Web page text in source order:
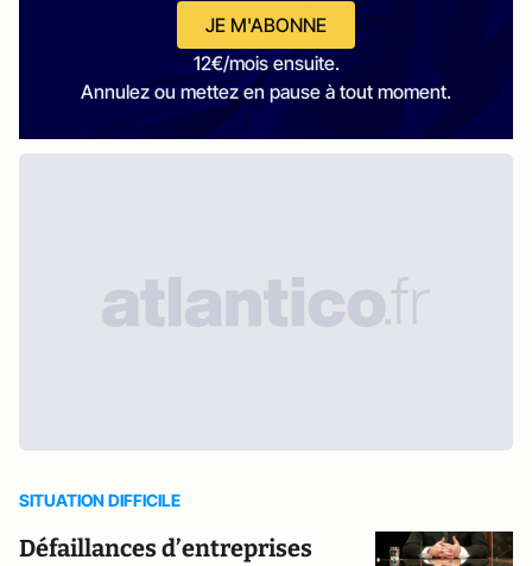
JE M'ABONNE
12€/mois ensuite.
Annulez ou mettez en pause à tout moment.
SITUATION DIFFICILE
Défaillances d’entreprises